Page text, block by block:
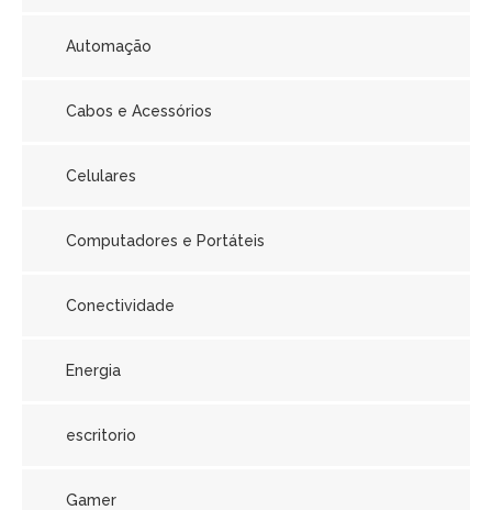
Automação
Cabos e Acessórios
Celulares
Computadores e Portáteis
Conectividade
Energia
escritorio
Gamer